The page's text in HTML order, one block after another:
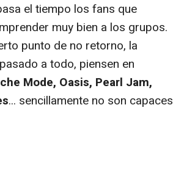
el tiempo los fans que
muy bien a los grupos.
punto de no retorno, la
a todo, piensen en
Mode, Oasis, Pearl Jam,
... sencillamente no son capaces